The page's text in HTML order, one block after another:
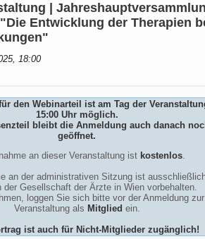
|
Entwicklung der Therapien
18:00
den Webinarteil ist am Tag der
15:00 Uhr möglich.
bleibt die Anmeldung auch danach
geöffnet.
an dieser Veranstaltung ist kostenlos.
an der administrativen Sitzung ist
der Gesellschaft der Ärzte in Wien vorbehalten.
loggen Sie sich bitte vor der Anmeldung zur
Veranstaltung als Mitglied ein.
ist auch für Nicht-Mitglieder zugänglich!